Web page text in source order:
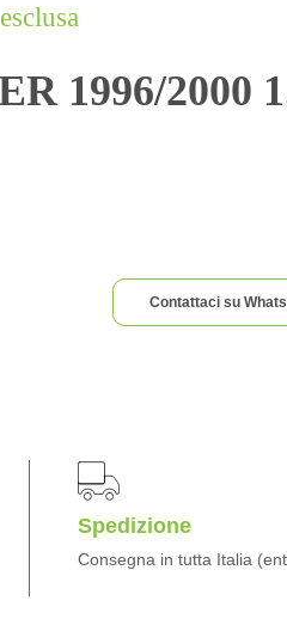
1996/2000
Contattaci su
Spedizione
Consegna in tutta Italia